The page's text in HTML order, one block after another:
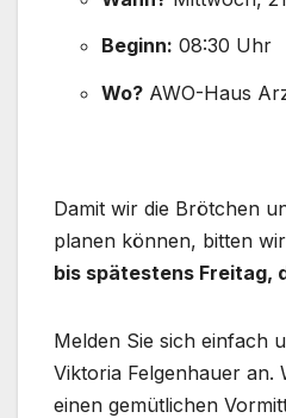
Beginn: 08:30 Uhr
Wo? AWO-Haus
Damit wir die Brötchen
planen können, bitten
bis spätestens Freitag,
Melden Sie sich einfach
Viktoria Felgenhauer
einen gemütlichen